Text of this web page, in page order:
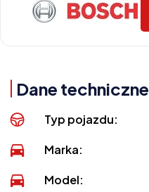
Dane techniczne
Typ pojazdu:
Marka:
Model: